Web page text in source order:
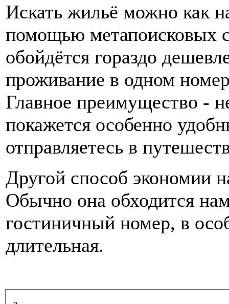
Искать жильё можно как
помощью метапоисковых
обойдётся гораздо
проживание в одном
Главное преимущество -
покажется особенно
отправляетесь в
Другой способ экономии
Обычно она обходится
гостиничный номер, в
длительная.